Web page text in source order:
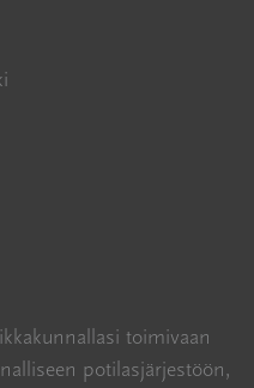
toimivaan
potilasjärjestöön,